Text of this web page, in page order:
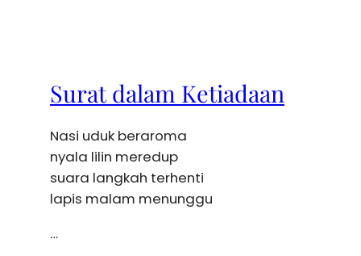
Surat dalam Ketiadaan
Nasi uduk beraroma
nyala lilin meredup
suara langkah terhenti
lapis malam menunggu
…